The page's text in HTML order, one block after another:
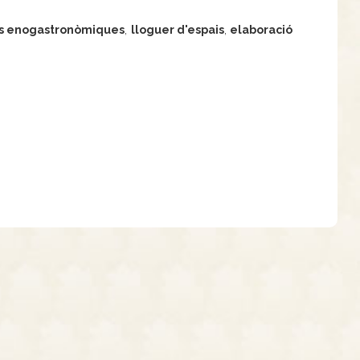
enogastronòmiques lloguer d'espais, elaboració